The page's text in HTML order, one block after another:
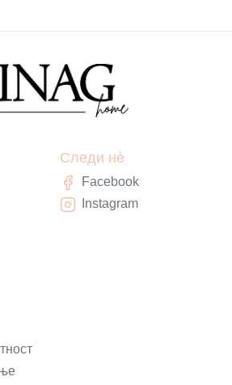
Следи нè
Facebook
Instagram